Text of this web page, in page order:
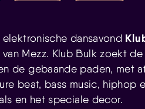
dansavond
Mezz. Klub Bulk zoekt
de gebaande paden, met
beat, bass music, hiphop
en het speciale decor.